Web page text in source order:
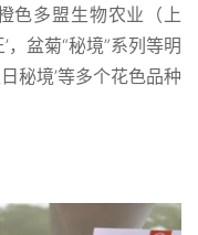
色多盟生物农业（上
，盆菊“秘境”系列等明
日秘境’等多个花色品种